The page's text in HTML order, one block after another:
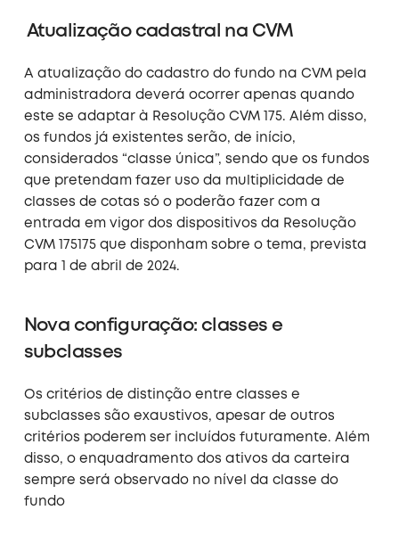
Atualização cadastral na CVM
A atualização do cadastro do fundo na CVM pela
administradora deverá ocorrer apenas quando
este se adaptar à Resolução CVM 175. Além disso,
os fundos já existentes serão, de início,
considerados “classe única”, sendo que os fundos
que pretendam fazer uso da multiplicidade de
classes de cotas só o poderão fazer com a
entrada em vigor dos dispositivos da Resolução
CVM 175175 que disponham sobre o tema, prevista
para 1 de abril de 2024.
Nova configuração: classes e
subclasses
Os critérios de distinção entre classes e
subclasses são exaustivos, apesar de outros
critérios poderem ser incluídos futuramente. Além
disso, o enquadramento dos ativos da carteira
sempre será observado no nível da classe do
fundo